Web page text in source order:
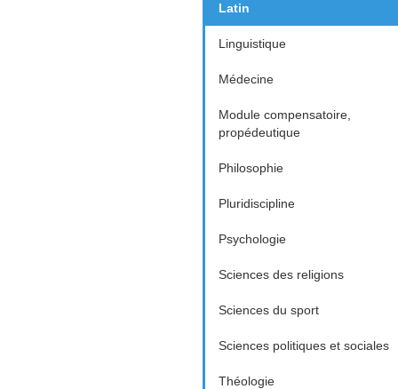
Latin
Linguistique
Médecine
Module compensatoire,
propédeutique
Philosophie
Pluridiscipline
Psychologie
Sciences des religions
Sciences du sport
Sciences politiques et sociales
Théologie